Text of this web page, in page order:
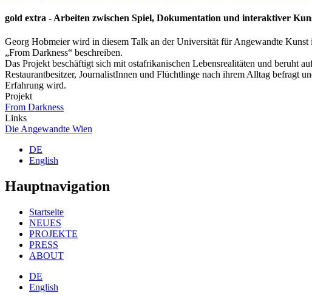
gold extra - Arbeiten zwischen Spiel, Dokumentation und interaktiver
Georg Hobmeier wird in diesem Talk an der Universität für Angewandte
„From Darkness“ beschreiben.
Das Projekt beschäftigt sich mit ostafrikanischen Lebensrealitäten und beruht
Restaurantbesitzer, JournalistInnen und Flüchtlinge nach ihrem Alltag befragt
Erfahrung wird.
Projekt
From Darkness
Links
Die Angewandte Wien
DE
English
Hauptnavigation
Startseite
NEUES
PROJEKTE
PRESS
ABOUT
DE
English